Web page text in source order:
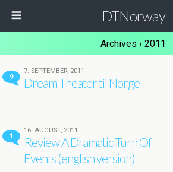
DTNorway
Archives › 2011
9
7. SEPTEMBER, 2011
Dream Theater til Norge
1
16. AUGUST, 2011
Review A Dramatic Turn Of
Events (english version)